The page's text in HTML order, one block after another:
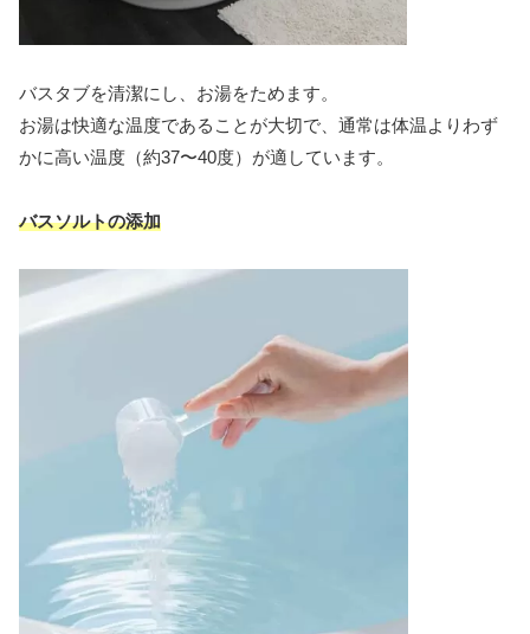
バスタブを清潔にし、お湯をためます。
お湯は快適な温度であることが大切で、通常は体温よりわず
かに高い温度（約37〜40度）が適しています。
バスソルトの添加